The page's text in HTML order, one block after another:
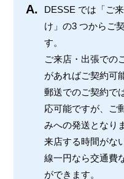
A.
DESSE では「ご
け」の3 つからご
す。
ご来店・出張での
があればご契約可
郵送でのご契約で
応可能ですが、ご
みへの発送となり
来店する時間がな
線一円なら交通費
ができます。